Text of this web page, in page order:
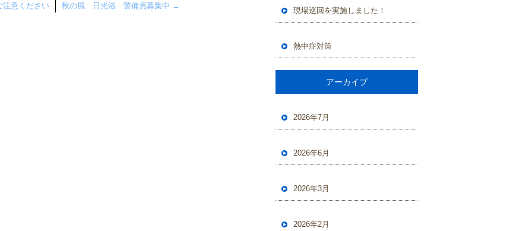
意ください 秋の風 日光浴 警備員募集中 →
現場巡回を実施しました！
熱中症対策
アーカイブ
2026年7月
2026年6月
2026年3月
2026年2月